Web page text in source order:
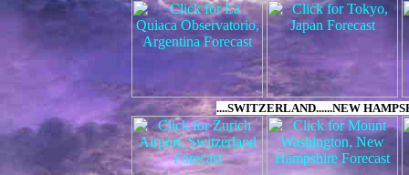
....SWITZERLAND......NEW